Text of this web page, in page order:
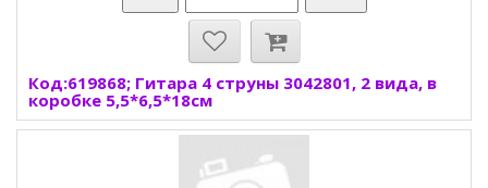
Код:619868; Гитара 4 струны 3042801, 2 вида, в
коробке 5,5*6,5*18см